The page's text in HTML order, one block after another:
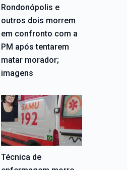
Rondonópolis e
outros dois morrem
em confronto com a
PM após tentarem
matar morador;
imagens
Técnica de